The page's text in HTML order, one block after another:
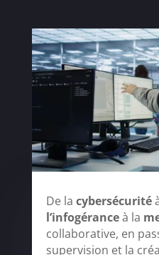
De la cybersécurité
l’infogéranceà la
collaborative, en
supervision et la